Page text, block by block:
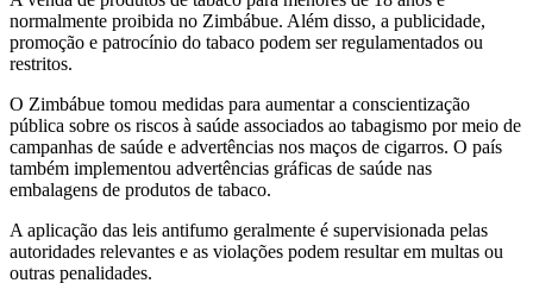
normalmente proibida no Zimbábue. Além disso, a publicidade,
promoção e patrocínio do tabaco podem ser regulamentados ou
restritos.
O Zimbábue tomou medidas para aumentar a conscientização
pública sobre os riscos à saúde associados ao tabagismo por meio de
campanhas de saúde e advertências nos maços de cigarros. O país
também implementou advertências gráficas de saúde nas
embalagens de produtos de tabaco.
A aplicação das leis antifumo geralmente é supervisionada pelas
autoridades relevantes e as violações podem resultar em multas ou
outras penalidades.